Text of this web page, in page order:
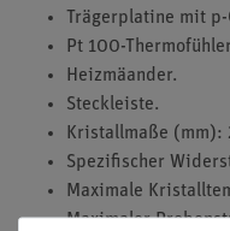
Trägerplatine mit
Pt 100-
Heizmäander.
Steckleiste.
Kristallmaße (mm):
Spezifischer
Maximale
Maximaler